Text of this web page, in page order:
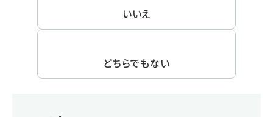
いいえ
どちらでもない